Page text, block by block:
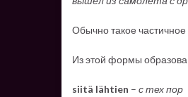
Обычно такое
Из этой формы
siitä lähtien – с тех пор